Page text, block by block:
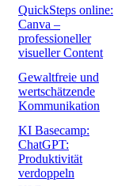
QuickSteps online:
Canva –
professioneller
visueller Content
Gewaltfreie und
wertschätzende
Kommunikation
KI Basecamp:
ChatGPT:
Produktivität
verdoppeln